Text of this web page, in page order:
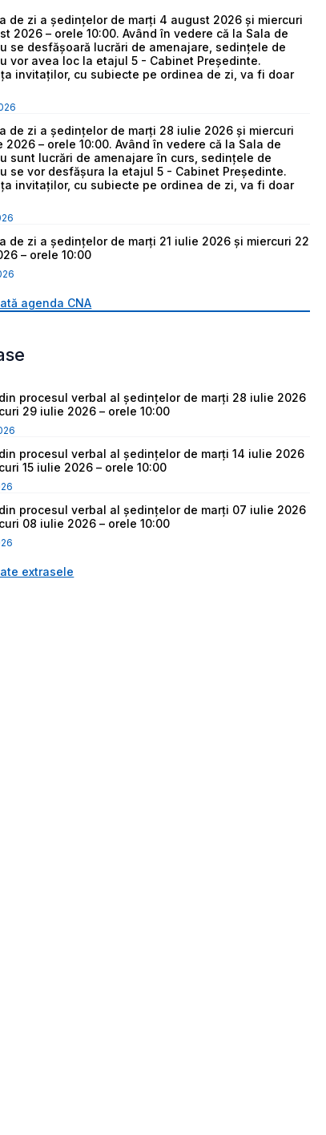
de zi a ședințelor de marți 4 august 2026 și miercuri
2026 – orele 10:00. Având în vedere că la Sala de
se desfășoară lucrări de amenajare, sedințele de
vor avea loc la etajul 5 - Cabinet Președinte.
invitaților, cu subiecte pe ordinea de zi, va fi doar
de zi a ședințelor de marți 28 iulie 2026 și miercuri
2026 – orele 10:00. Având în vedere că la Sala de
sunt lucrări de amenajare în curs, sedințele de
se vor desfășura la etajul 5 - Cabinet Președinte.
invitaților, cu subiecte pe ordinea de zi, va fi doar
de zi a ședințelor de marți 21 iulie 2026 și miercuri 22
– orele 10:00
agenda CNA
procesul verbal al ședințelor de marți 28 iulie 2026
29 iulie 2026 – orele 10:00
procesul verbal al ședințelor de marți 14 iulie 2026
15 iulie 2026 – orele 10:00
procesul verbal al ședințelor de marți 07 iulie 2026
08 iulie 2026 – orele 10:00
extrasele